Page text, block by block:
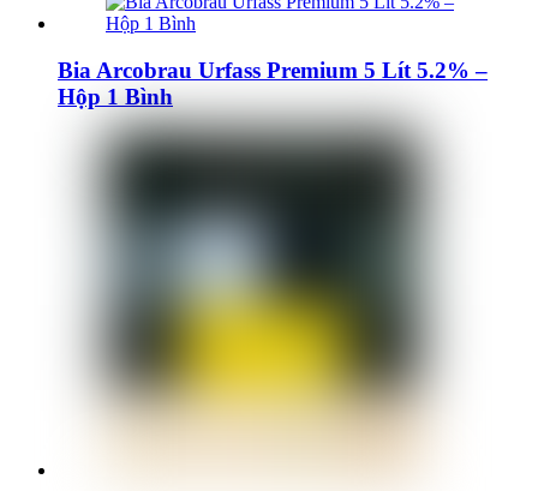
Bia Arcobrau Urfass Premium 5 Lít 5.2% –
Hộp 1 Bình